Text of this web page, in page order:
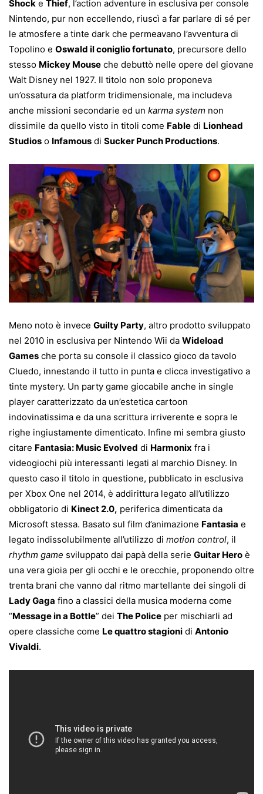
Shock e Thief, l’action adventure in esclusiva per console
Nintendo, pur non eccellendo, riuscì a far parlare di sé per
le atmosfere a tinte dark che permeavano l’avventura di
Topolino e Oswald il coniglio fortunato, precursore dello
stesso Mickey Mouse che debuttò nelle opere del giovane
Walt Disney nel 1927. Il titolo non solo proponeva
un’ossatura da platform tridimensionale, ma includeva
anche missioni secondarie ed un karma system non
dissimile da quello visto in titoli come Fable di Lionhead
Studios o Infamous di Sucker Punch Productions.
Meno noto è invece Guilty Party, altro prodotto sviluppato
nel 2010 in esclusiva per Nintendo Wii da Wideload
Games che porta su console il classico gioco da tavolo
Cluedo, innestando il tutto in punta e clicca investigativo a
tinte mystery. Un party game giocabile anche in single
player caratterizzato da un’estetica cartoon
indovinatissima e da una scrittura irriverente e sopra le
righe ingiustamente dimenticato. Infine mi sembra giusto
citare Fantasia: Music Evolved di Harmonix fra i
videogiochi più interessanti legati al marchio Disney. In
questo caso il titolo in questione, pubblicato in esclusiva
per Xbox One nel 2014, è addirittura legato all’utilizzo
obbligatorio di Kinect 2.0, periferica dimenticata da
Microsoft stessa. Basato sul film d’animazione Fantasia e
legato indissolubilmente all’utilizzo di motion control, il
rhythm game sviluppato dai papà della serie Guitar Hero è
una vera gioia per gli occhi e le orecchie, proponendo oltre
trenta brani che vanno dal ritmo martellante dei singoli di
Lady Gaga fino a classici della musica moderna come
“Message in a Bottle” dei The Police per mischiarli ad
opere classiche come Le quattro stagioni di Antonio
Vivaldi.